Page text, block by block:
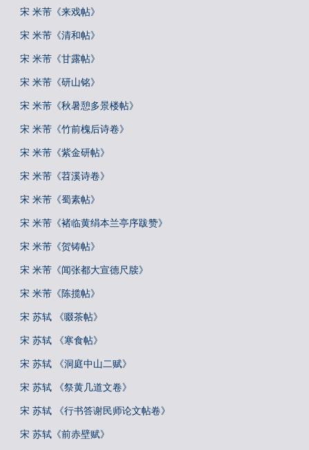
宋 米芾《来戏帖》
宋 米芾《清和帖》
宋 米芾《甘露帖》
宋 米芾《研山铭》
宋 米芾《秋暑憩多景楼帖》
宋 米芾《竹前槐后诗卷》
宋 米芾《紫金研帖》
宋 米芾《苕溪诗卷》
宋 米芾《蜀素帖》
宋 米芾《褚临黄绢本兰亭序跋赞》
宋 米芾《贺铸帖》
宋 米芾《闻张都大宣德尺牍》
宋 米芾《陈揽帖》
宋 苏轼 《啜茶帖》
宋 苏轼 《寒食帖》
宋 苏轼 《洞庭中山二赋》
宋 苏轼 《祭黄几道文卷》
宋 苏轼 《行书答谢民师论文帖卷》
宋 苏轼《前赤壁赋》